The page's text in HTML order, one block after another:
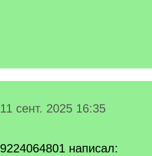
11 сент. 2025 16:35
9224064801 написал: